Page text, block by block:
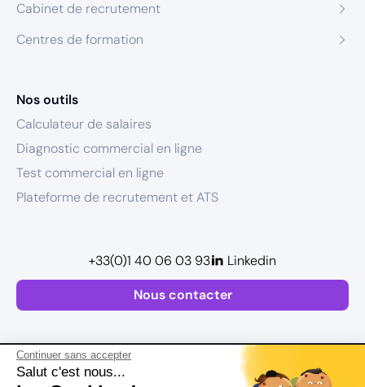
Continuer sans accepter
Salut c'est nous...
Cabinet de recrutement
Centres de formation
Nos outils
Calculateur de salaires
Diagnostic commercial en ligne
Test commercial en ligne
Plateforme de recrutement et ATS
Nous contacter
+33(0)1 40 06 03 93 Linkedin